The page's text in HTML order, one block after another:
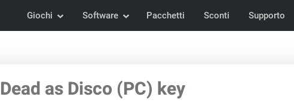
Giochi Software Pacchetti Sconti Supporto
Dead as Disco (PC) key